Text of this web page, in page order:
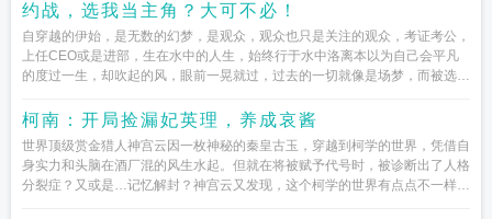
约战，选我当主角？大可不必！
自穿越的伊始，是无数的幻梦，是观众，观众也只是关注的观众，考证考公，
上任CEO或是进部，生在水中的人生，始终行于水中洛离本以为自己会平凡
的度过一生，却吹起的风，眼前一晃就过，过去的一切就像是场梦，而被选
柯南：开局捡漏妃英理，养成哀酱
世界顶级赏金猎人神宫云因一枚神秘的秦皇古玉，穿越到柯学的世界，凭借自
身实力和头脑在酒厂混的风生水起。但就在将被赋予代号时，被诊断出了人格
分裂症？又或是…记忆解封？神宫云又发现，这个柯学的世界有点点不一样，